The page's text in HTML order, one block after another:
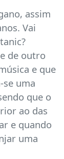
assim
Vai
de outro
e que
se uma
que o
ao das
e quando
uma